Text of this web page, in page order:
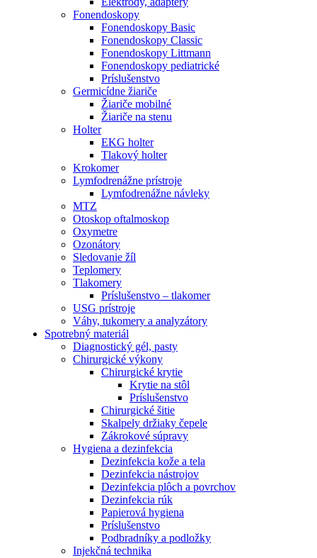
Fonendoskopy
Fonendoskopy Basic
Fonendoskopy Classic
Fonendoskopy Littmann
Fonendoskopy pediatrické
Príslušenstvo
Germicídne žiariče
Žiariče mobilné
Žiariče na stenu
Holter
EKG holter
Tlakový holter
Krokomer
Lymfodrenážne prístroje
Lymfodrenážne návleky
MTZ
Otoskop oftalmoskop
Oxymetre
Ozonátory
Sledovanie žíl
Teplomery
Tlakomery
Príslušenstvo – tlakomer
USG prístroje
Váhy, tukomery a analyzátory
Spotrebný materiál
Diagnostický gél, pasty
Chirurgické výkony
Chirurgické krytie
Krytie na stôl
Príslušenstvo
Chirurgické šitie
Skalpely držiaky čepele
Zákrokové súpravy
Hygiena a dezinfekcia
Dezinfekcia kože a tela
Dezinfekcia nástrojov
Dezinfekcia plôch a povrchov
Dezinfekcia rúk
Papierová hygiena
Príslušenstvo
Podbradníky a podložky
Injekčná technika